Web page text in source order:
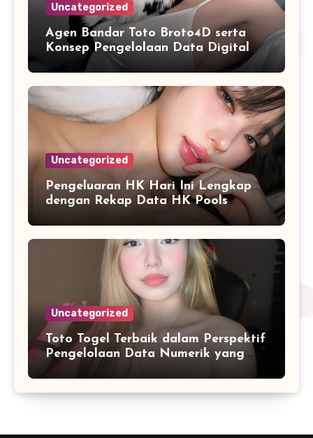
Uncategorized
Agen Bandar Toto Broto4D serta
Konsep Pengelolaan Data Digital
yang Lebih Terstruktur
Uncategorized
Pengeluaran HK Hari Ini Lengkap
dengan Rekap Data HK Pools
Uncategorized
Toto Togel Terbaik dalam Perspektif
Pengelolaan Data Numerik yang